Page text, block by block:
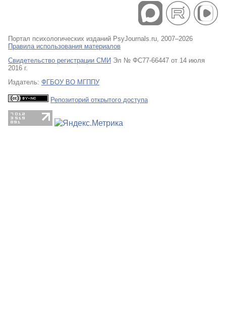
Портал психологических изданий PsyJournals.ru, 2007–2026
Правила использования материалов
Свидетельство регистрации СМИ Эл № ФС77-66447 от 14 июля
2016 г.
Издатель: ФГБОУ ВО МГППУ
Репозиторий открытого доступа